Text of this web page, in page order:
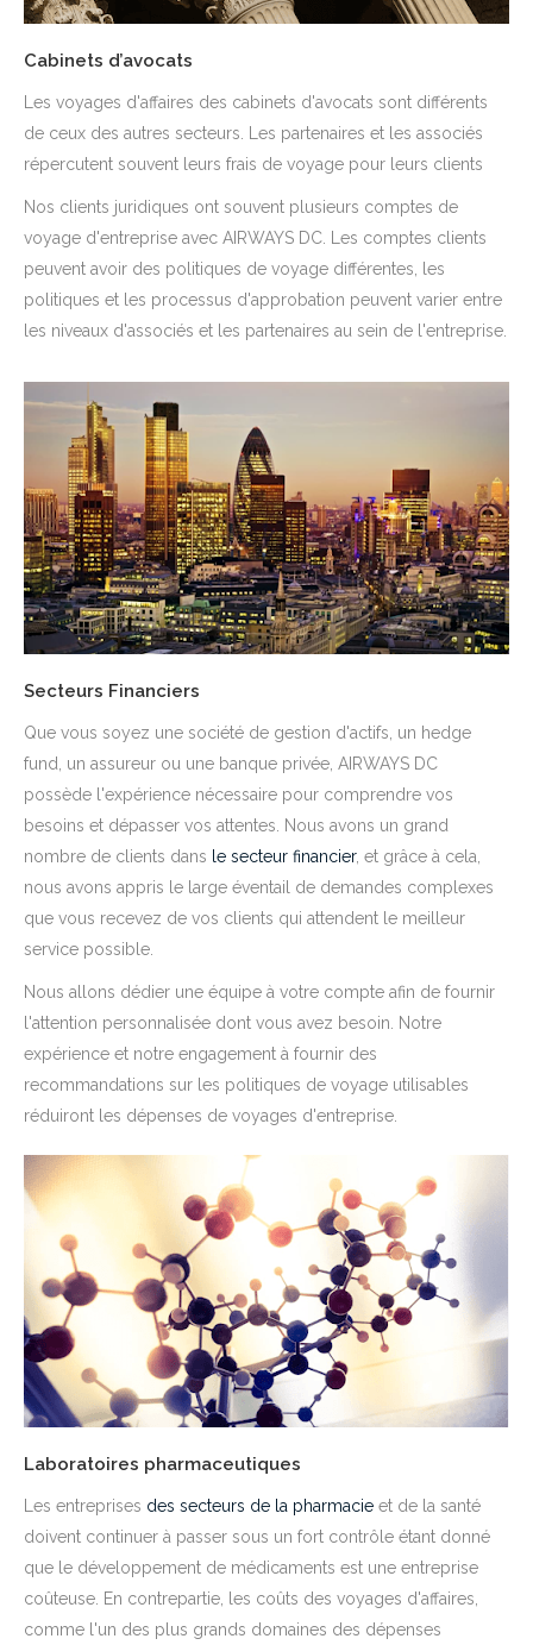
Cabinets d’avocats
Les voyages d'affaires des cabinets d'avocats sont différents
de ceux des autres secteurs. Les partenaires et les associés
répercutent souvent leurs frais de voyage pour leurs clients
Nos clients juridiques ont souvent plusieurs comptes de
voyage d'entreprise avec AIRWAYS DC. Les comptes clients
peuvent avoir des politiques de voyage différentes, les
politiques et les processus d'approbation peuvent varier entre
les niveaux d'associés et les partenaires au sein de l'entreprise.
Secteurs Financiers
Que vous soyez une société de gestion d'actifs, un hedge
fund, un assureur ou une banque privée, AIRWAYS DC
possède l'expérience nécessaire pour comprendre vos
besoins et dépasser vos attentes. Nous avons un grand
nombre de clients dans le secteur financier, et grâce à cela,
nous avons appris le large éventail de demandes complexes
que vous recevez de vos clients qui attendent le meilleur
service possible.
Nous allons dédier une équipe à votre compte afin de fournir
l'attention personnalisée dont vous avez besoin. Notre
expérience et notre engagement à fournir des
recommandations sur les politiques de voyage utilisables
réduiront les dépenses de voyages d'entreprise.
Laboratoires pharmaceutiques
Les entreprises des secteurs de la pharmacie et de la santé
doivent continuer à passer sous un fort contrôle étant donné
que le développement de médicaments est une entreprise
coûteuse. En contrepartie, les coûts des voyages d'affaires,
comme l'un des plus grands domaines des dépenses